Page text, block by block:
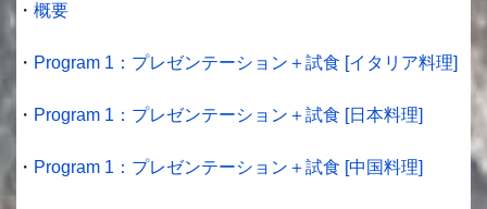
・ 概要
・ Program 1：プレゼンテーション＋試食 [イタリア料理]
・ Program 1：プレゼンテーション＋試食 [日本料理]
・ Program 1：プレゼンテーション＋試食 [中国料理]